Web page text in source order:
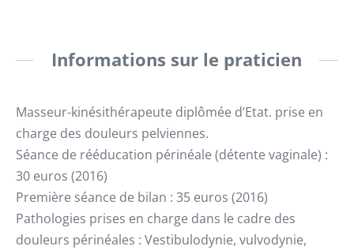
Informations sur le praticien
Masseur-kinésithérapeute diplômée d’Etat. prise en
charge des douleurs pelviennes.
Séance de rééducation périnéale (détente vaginale) :
30 euros (2016)
Première séance de bilan : 35 euros (2016)
Pathologies prises en charge dans le cadre des
douleurs périnéales : Vestibulodynie, vulvodynie,